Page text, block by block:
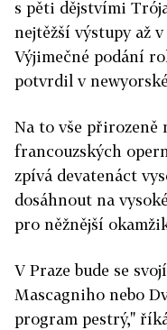
s pěti dějstvími
nejtěžší výstupy až
Výjimečné podání
potvrdil v
Na to vše přirozeně
francouzských
zpívá devatenáct
dosáhnout na
pro něžnější
V Praze bude se
Mascagniho nebo
program pestrý,"